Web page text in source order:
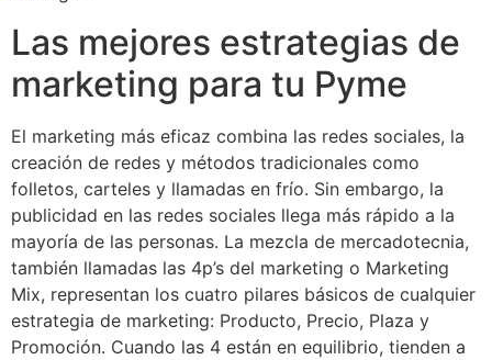
Las mejores estrategias de
marketing para tu Pyme
El marketing más eficaz combina las redes sociales, la
creación de redes y métodos tradicionales como
folletos, carteles y llamadas en frío. Sin embargo, la
publicidad en las redes sociales llega más rápido a la
mayoría de las personas. La mezcla de mercadotecnia,
también llamadas las 4p’s del marketing o Marketing
Mix, representan los cuatro pilares básicos de cualquier
estrategia de marketing: Producto, Precio, Plaza y
Promoción. Cuando las 4 están en equilibrio, tienden a